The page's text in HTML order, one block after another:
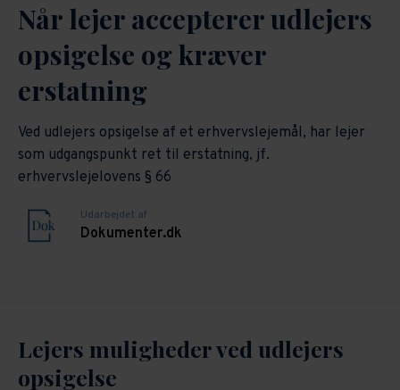
Når lejer accepterer udlejers
opsigelse og kræver
erstatning
Ved udlejers opsigelse af et erhvervslejemål, har lejer
som udgangspunkt ret til erstatning, jf.
erhvervslejelovens § 66
Udarbejdet af
Dokumenter.dk
Lejers muligheder ved udlejers
opsigelse